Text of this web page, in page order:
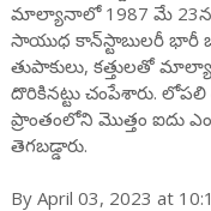
మాల్యానాలో 1987 మే
సాయుధ కాన్‌స్టాబులరీ భారీ
తుపాకులు, కత్తులతో
దొరికినట్టు చంపేశారు.
ప్రాంతంలోని మొత్తం ఐదు
తెగబడ్డారు.
By April 03, 2023 at